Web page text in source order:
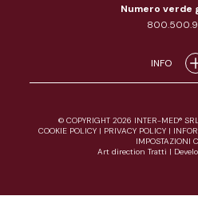
Numero verde
INFO
© COPYRIGHT 2026 INTER-MED®
COOKIE POLICY| PRIVACY POLICY|
IMPOSTAZIONI
Art direction Tratti |